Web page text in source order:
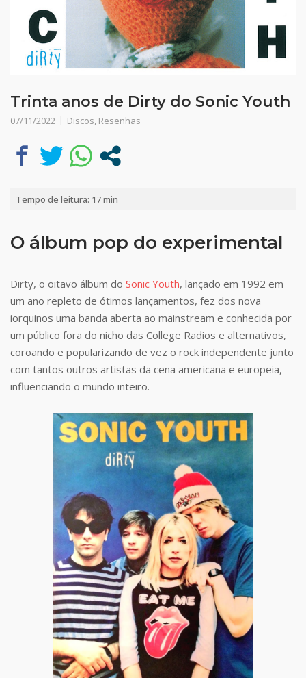
Trinta anos de Dirty do Sonic Youth
07/11/2022 Discos, Resenhas
Tempo de leitura: 17min
O álbum pop do experimental
Dirty, o oitavo álbum do Sonic Youth, lançado em 1992 em
um ano repleto de ótimos lançamentos, fez dos nova
iorquinos uma banda aberta ao mainstream e conhecida por
um público fora do nicho das College Radios e alternativos,
coroando e popularizando de vez o rock independente junto
com tantos outros artistas da cena americana e europeia,
influenciando o mundo inteiro.